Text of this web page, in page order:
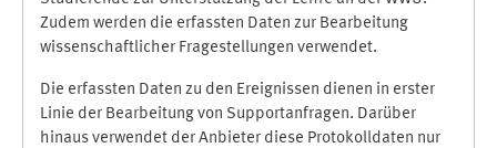
Zudem werden die erfassten Daten zur Bearbeitung
wissenschaftlicher Fragestellungen verwendet.
Die erfassten Daten zu den Ereignissen dienen in erster
Linie der Bearbeitung von Supportanfragen. Darüber
hinaus verwendet der Anbieter diese Protokolldaten nur